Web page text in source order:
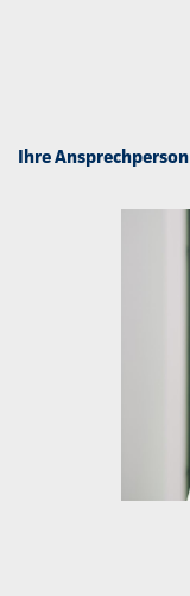
Ihre Ansprechperson